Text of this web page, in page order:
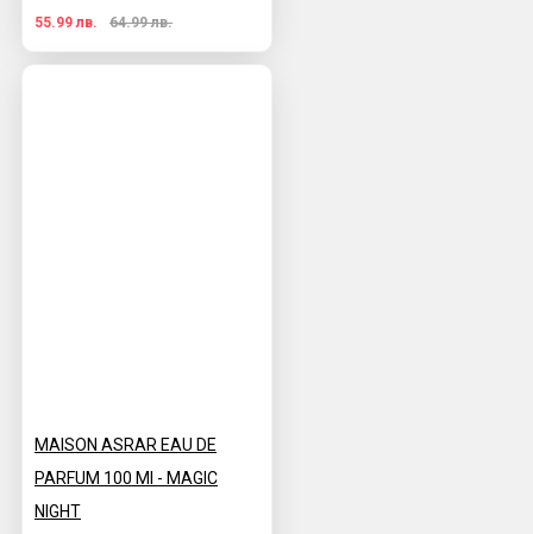
55.99 лв. 64.99 лв.
MAISON ASRAR EAU DE
PARFUM 100 Ml - MAGIC
NIGHT